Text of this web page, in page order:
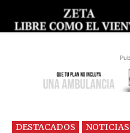
DESTACADOS